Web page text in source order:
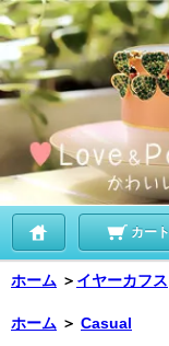
カート
ホーム ＞ イヤーカフス
ホーム ＞ Casual